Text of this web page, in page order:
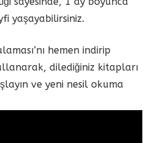
yaşayabilirsiniz.
hemen indirip
dilediğiniz kitapları
ve yeni nesil okuma